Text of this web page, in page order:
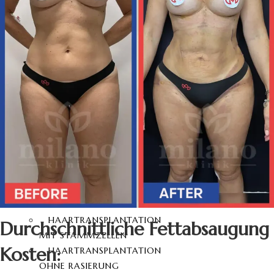
HAARTRANSPLANTATION
TÜRKEI
FUE-
HAARTRANSPLANTATION
DHI
HAARTRANSPLANTATION
SAPHIR FUE
HAARTRANSPLANTATION
BARTTRANSPLANTATION
SCHMERZLOSE
HAARTRANSPLANTATION
SCHNURRBART-
TRANSPLANTATION
AUGENBRAUENTRANSPLANTATION
HAARTRANSPLANTATION
MIT STAMMZELLEN
HAARTRANSPLANTATION
OHNE RASIERUNG
Durchschnittliche Fettabsaugung
Kosten: